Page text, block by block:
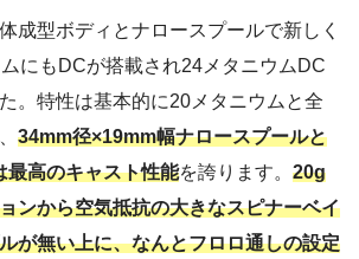
成型ボディとナロースプールで新しく
にもDCが搭載され24メタニウムDC
。特性は基本的に20メタニウムと全
34mm径×19mm幅ナロースプールと
最高のキャスト性能を誇ります。 20g
ンから空気抵抗の大きなスピナーベイ
が無い上に、なんとフロロ通しの設定